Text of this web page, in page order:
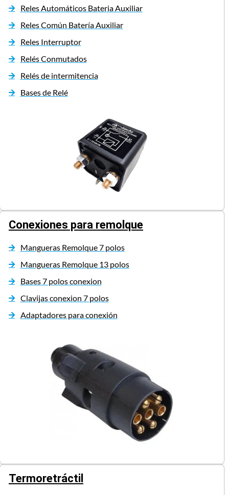
Reles Automáticos Bateria Auxiliar
Reles Común Batería Auxiliar
Reles Interruptor
Relés Conmutados
Relés de intermitencia
Bases de Relé
Conexiones para remolque
Mangueras Remolque 7 polos
Mangueras Remolque 13 polos
Bases 7 polos conexion
Clavijas conexion 7 polos
Adaptadores para conexión
Termoretráctil